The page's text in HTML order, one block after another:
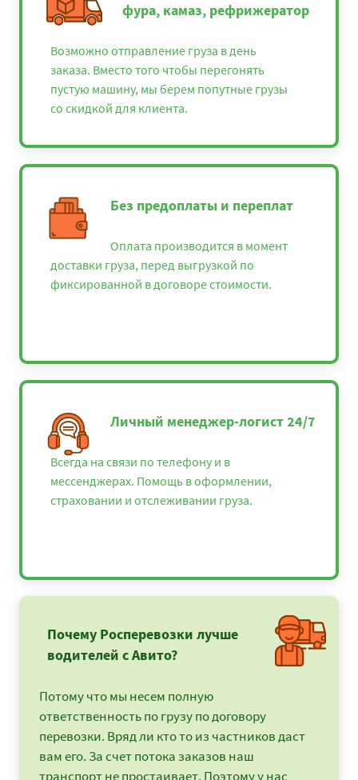
фура, камаз, рефрижератор
Возможно отправление груза в день
заказа. Вместо того чтобы перегонять
пустую машину, мы берем попутные грузы
со скидкой для клиента.
Без предоплаты и переплат
Оплата производится в момент
доставки груза, перед выгрузкой по
фиксированной в договоре стоимости.
Личный менеджер-логист 24/7
Всегда на связи по телефону и в
мессенджерах. Помощь в оформлении,
страховании и отслеживании груза.
Почему Росперевозки лучше
водителей с Авито?
Потому что мы несем полную
ответственность по грузу по договору
перевозки. Вряд ли кто то из частников даст
вам его. За счет потока заказов наш
транспорт не простаивает. Поэтому у нас